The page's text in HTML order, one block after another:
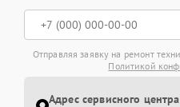
Отправляя заявку на ремонт
Политикой
Адрес сервисного